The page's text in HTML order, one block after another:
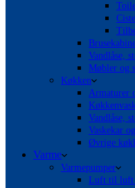
Vandlåse,
Møbler og
Køkken
Armaturer
Vandlåse,
Vaskekar
Øvrige
Varme
Varmepumper
Luft til luft